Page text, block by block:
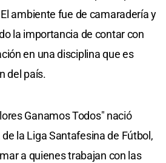
ambiente fue de camaradería y
la importancia de contar con
en una disciplina que es
del país.
Ganamos Todos" nació
la Liga Santafesina de Fútbol,
a quienes trabajan con las